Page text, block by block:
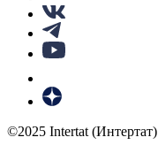
©2025 Intertat (Интертат)